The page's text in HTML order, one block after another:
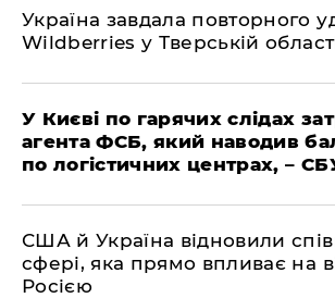
Україна завдала повторного
Wildberries у Тверській
У Києві по гарячих слідах
агента ФСБ, який наводив
по логістичних центрах, –
США й Україна відновили
сфері, яка прямо впливає на
Росією